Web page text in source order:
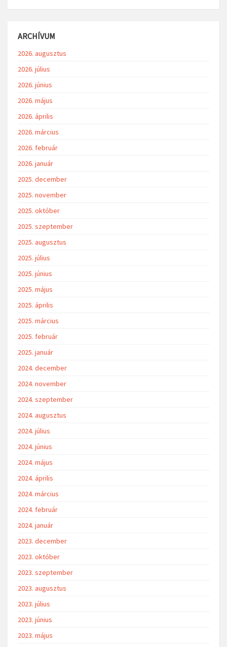
ARCHÍVUM
2026. augusztus
2026. július
2026. június
2026. május
2026. április
2026. március
2026. február
2026. január
2025. december
2025. november
2025. október
2025. szeptember
2025. augusztus
2025. július
2025. június
2025. május
2025. április
2025. március
2025. február
2025. január
2024. december
2024. november
2024. szeptember
2024. augusztus
2024. július
2024. június
2024. május
2024. április
2024. március
2024. február
2024. január
2023. december
2023. október
2023. szeptember
2023. augusztus
2023. július
2023. június
2023. május